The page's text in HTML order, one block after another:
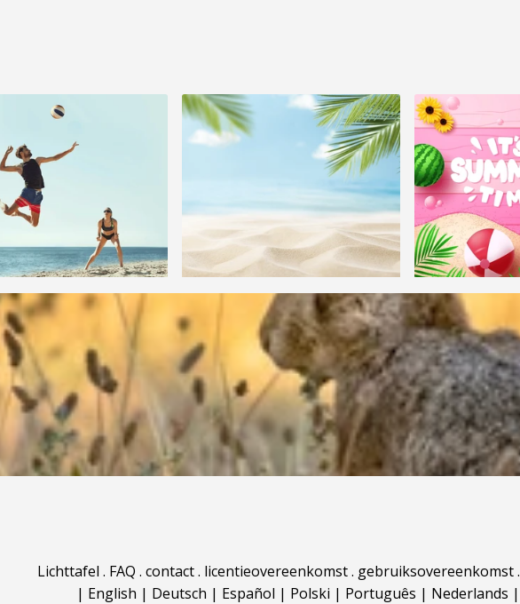
Lichttafel . FAQ . contact. licentieovereenkomst. gebruiksovereenkomst.
| English | Deutsch | Español | Polski | Português | Nederlands |